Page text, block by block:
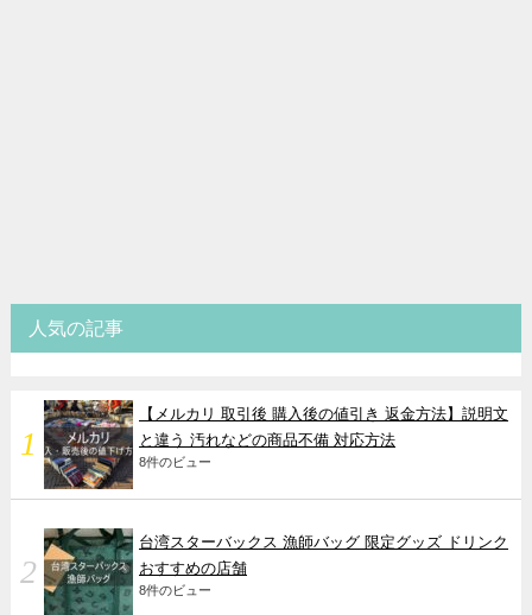
人気の記事
【メルカリ 取引後 購入後の値引き 返金方法】説明文
と違う 汚れなどの商品不備 対応方法
8件のビュー
台湾スターバックス 漁師バッグ 限定グッズ ドリンク
おすすめの店舗
8件のビュー